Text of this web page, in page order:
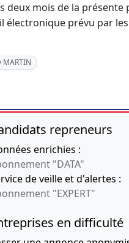
deux mois de la
prévu par les
MARTIN
repreneurs
enrichies :
"DATA"
de veille et d'alertes :
"EXPERT"
en difficulté